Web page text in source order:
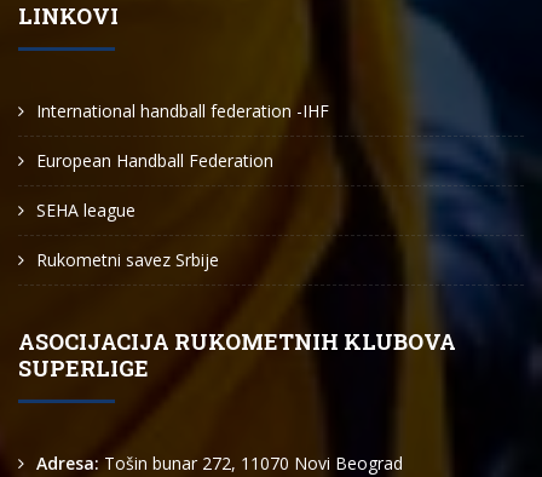
LINKOVI
International handball federation -IHF
European Handball Federation
SEHA league
Rukometni savez Srbije
ASOCIJACIJA RUKOMETNIH KLUBOVA
SUPERLIGE
Adresa: Tošin bunar 272, 11070 Novi Beograd